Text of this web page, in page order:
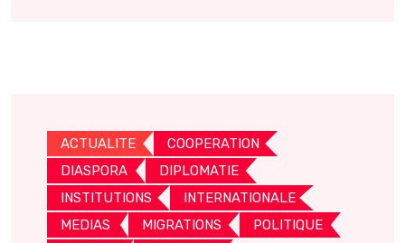
ACTUALITE
COOPERATION
DIASPORA
DIPLOMATIE
INSTITUTIONS
INTERNATIONALE
MEDIAS
MIGRATIONS
POLITIQUE